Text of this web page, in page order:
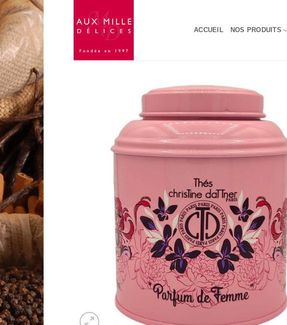
Passer
au
ACCUEIL NOS PRODUITS